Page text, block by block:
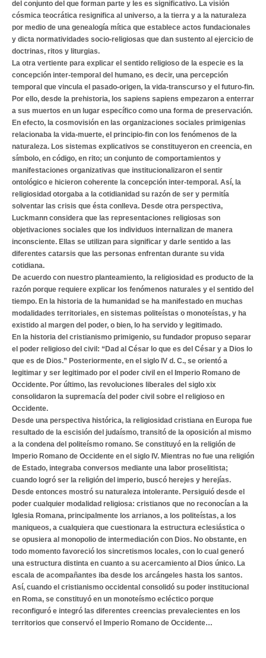
del conjunto del que forman parte y les es significativo. La visión
cósmica teocrática resignifica al universo, a la tierra y a la naturaleza
por medio de una genealogía mítica que establece actos fundacionales
y dicta normatividades socio-religiosas que dan sustento al ejercicio de
doctrinas, ritos y liturgias.
La otra vertiente para explicar el sentido religioso de la especie es la
concepción inter-temporal del humano, es decir, una percepción
temporal que vincula el pasado-origen, la vida-transcurso y el futuro-fin.
Por ello, desde la prehistoria, los sapiens sapiens empezaron a enterrar
a sus muertos en un lugar específico como una forma de preservación.
En efecto, la cosmovisión en las organizaciones sociales primigenias
relacionaba la vida-muerte, el principio-fin con los fenómenos de la
naturaleza. Los sistemas explicativos se constituyeron en creencia, en
símbolo, en código, en rito; un conjunto de comportamientos y
manifestaciones organizativas que institucionalizaron el sentir
ontológico e hicieron coherente la concepción inter-temporal. Así, la
religiosidad otorgaba a la cotidianidad su razón de ser y permitía
solventar las crisis que ésta conlleva. Desde otra perspectiva,
Luckmann considera que las representaciones religiosas son
objetivaciones sociales que los individuos internalizan de manera
inconsciente. Ellas se utilizan para significar y darle sentido a las
diferentes catarsis que las personas enfrentan durante su vida
cotidiana.
De acuerdo con nuestro planteamiento, la religiosidad es producto de la
razón porque requiere explicar los fenómenos naturales y el sentido del
tiempo. En la historia de la humanidad se ha manifestado en muchas
modalidades territoriales, en sistemas politeístas o monoteístas, y ha
existido al margen del poder, o bien, lo ha servido y legitimado.
En la historia del cristianismo primigenio, su fundador propuso separar
el poder religioso del civil: “Dad al César lo que es del César y a Dios lo
que es de Dios.” Posteriormente, en el siglo IV d. C., se orientó a
legitimar y ser legitimado por el poder civil en el Imperio Romano de
Occidente. Por último, las revoluciones liberales del siglo xix
consolidaron la supremacía del poder civil sobre el religioso en
Occidente.
Desde una perspectiva histórica, la religiosidad cristiana en Europa fue
resultado de la escisión del judaísmo, transitó de la oposición al mismo
a la condena del politeísmo romano. Se constituyó en la religión de
Imperio Romano de Occidente en el siglo IV. Mientras no fue una religión
de Estado, integraba conversos mediante una labor proselitista;
cuando logró ser la religión del imperio, buscó herejes y herejías.
Desde entonces mostró su naturaleza intolerante. Persiguió desde el
poder cualquier modalidad religiosa: cristianos que no reconocían a la
Iglesia Romana, principalmente los arrianos, a los politeístas, a los
maniqueos, a cualquiera que cuestionara la estructura eclesiástica o
se opusiera al monopolio de intermediación con Dios. No obstante, en
todo momento favoreció los sincretismos locales, con lo cual generó
una estructura distinta en cuanto a su acercamiento al Dios único. La
escala de acompañantes iba desde los arcángeles hasta los santos.
Así, cuando el cristianismo occidental consolidó su poder institucional
en Roma, se constituyó en un monoteísmo ecléctico porque
reconfiguró e integró las diferentes creencias prevalecientes en los
territorios que conservó el Imperio Romano de Occidente…